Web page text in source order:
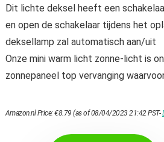
Dit lichte deksel heeft een
en open de schakelaar tijdens het
deksellamp zal automatisch aan/uit
Onze mini warm licht zonne-licht is
zonnepaneel top vervanging
Amazon.nl Price:€8.79 (as of 08/04/2023 21:42 PST-